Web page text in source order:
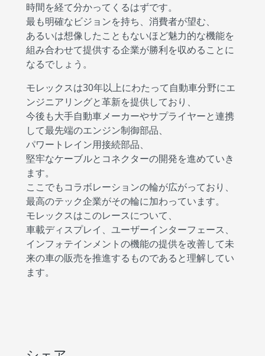
時間を経て分かってくるはずです。
最も明確なビジョンを持ち、消費者が望む、
あるいは想像したこともないほど魅力的な機能を
組み合わせて提供する企業が勝利を収めることに
なるでしょう。
モレックスは30年以上にわたって自動車分野にエ
ンジニアリングと革新を提供しており、
今後も大手自動車メーカーやサプライヤーと連携
して最先端のエンジン制御部品、
パワートレイン用接続部品、
堅牢なケーブルとコネクターの開発を進めていき
ます。
ここでもコラボレーションの輪が広がっており、
最高のテック企業がその輪に加わっています。
モレックスはこのレースについて、
車載ディスプレイ、ユーザーインターフェース、
インフォテインメントの機能の提供を改善して未
来の車の販売を推進するものであると理解してい
ます。